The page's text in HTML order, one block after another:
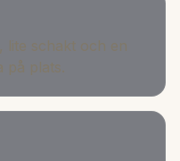
lite schakt och en
på plats.